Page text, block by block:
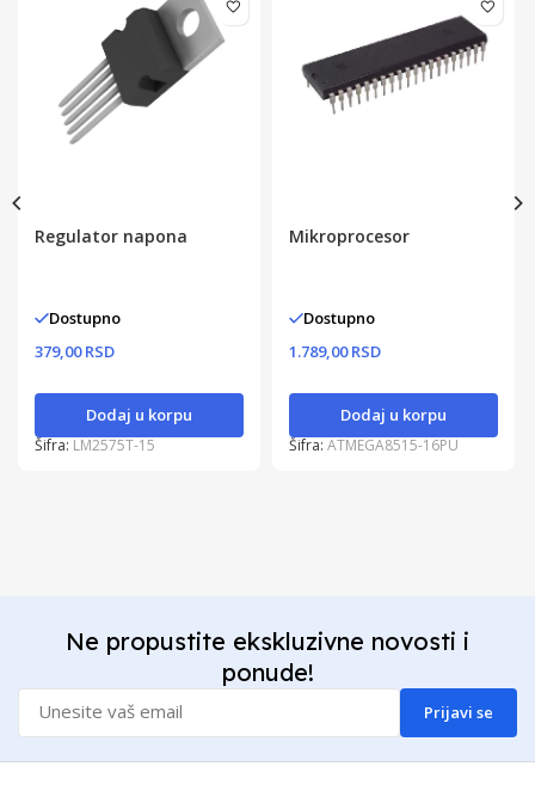
Regulator napona
Dostupno
379,00 RSD
Dodaj u korpu
Šifra: LM2575T-15
Mikroprocesor
Dostupno
1.789,00 RSD
Dodaj u korpu
Šifra:ATMEGA8515-16PU
Ne propustite ekskluzivne novosti i
ponude!
Prijavi se